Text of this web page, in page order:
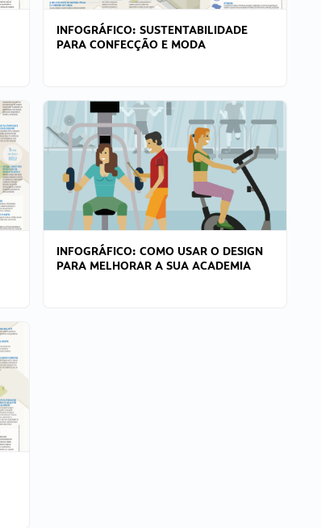
INFOGRÁFICO: SUSTENTABILIDADE
PARA CONFECÇÃO E MODA
INFOGRÁFICO: COMO USAR O DESIGN
PARA MELHORAR A SUA ACADEMIA